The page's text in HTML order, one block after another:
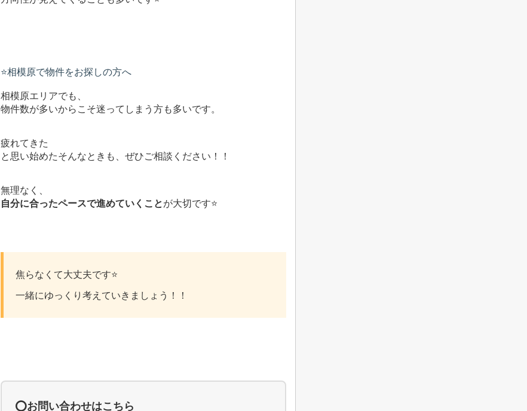
⭐️相模原で物件をお探しの方へ
相模原エリアでも、
物件数が多いからこそ迷ってしまう方も多いです。
疲れてきた
と思い始めたそんなときも、ぜひご相談ください！！
無理なく、
自分に合ったペースで進めていくことが大切です⭐️
焦らなくて大丈夫です⭐️
一緒にゆっくり考えていきましょう！！
⭕️お問い合わせはこちら